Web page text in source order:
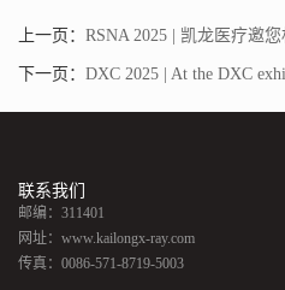
上一页： RSNA 2025 | 凯龙医疗邀
下一页： DXC 2025 | At the DXC exhibition, Kailong HealthCare
联系我们
邮编：311401
网址：www.kailongx-ray.com
传真：0086-571-8719-5003